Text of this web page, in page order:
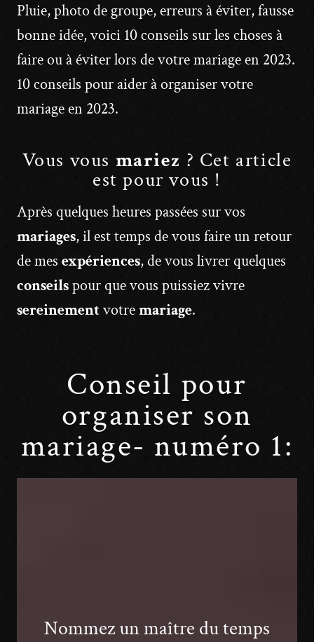
Pluie, photo de groupe, erreurs à éviter, fausse
bonne idée, voici 10 conseils sur les choses à
faire ou à éviter lors de votre mariage en 2023.
10 conseils pour aider à organiser votre
mariage en 2023.
Vous vous mariez ? Cet article
est pour vous !
Après quelques heures passées sur vos
mariages, il est temps de vous faire un retour
de mes expériences, de vous livrer quelques
conseilspour que vous puissiez vivre
sereinementvotremariage.
Conseil pour
organiser son
mariage- numéro 1:
Nommez un maître du temps